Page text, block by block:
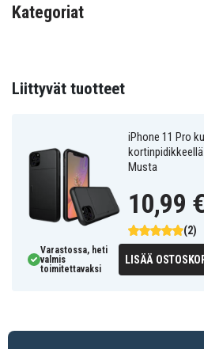
Kategoriat
Liittyvät tuotteet
iPhone 11 Pro
Musta
(2)
10,99 €
Varastossa, heti
valmis
toimitettavaksi
LISÄÄ